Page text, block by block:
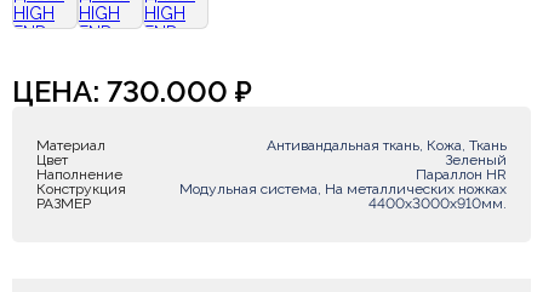
ЦЕНА: 730.000 ₽
Материал
Антивандальная ткань, Кожа, Ткань
Цвет
Зеленый
Наполнение
Параллон HR
Конструкция
Модульная система, На металлических ножках
РАЗМЕР
4400х3000х910мм.